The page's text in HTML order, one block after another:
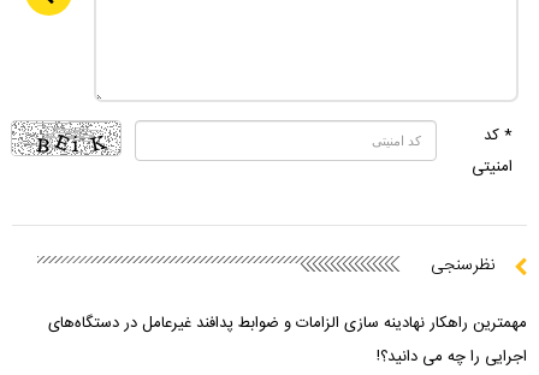
* کد
امنیتی
نظرسنجی
مهمترین راهکار نهادینه سازی الزامات و ضوابط پدافند غیرعامل در دستگاه‌های
اجرایی را چه می دانید؟!